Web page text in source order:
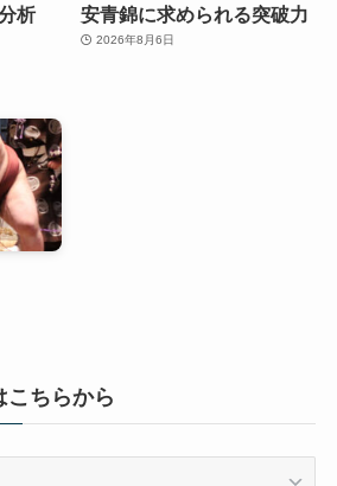
分析
安青錦に求められる突破力
2026年8月6日
こちらから